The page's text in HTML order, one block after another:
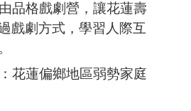
品格戲劇營，讓花蓮壽
戲劇方式，學習人際互
花蓮偏鄉地區弱勢家庭